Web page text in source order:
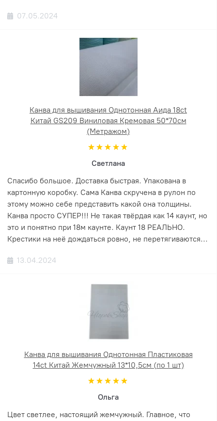
07.05.2024
Канва для вышивания Однотонная Аида 18ct
Китай GS209 Виниловая Кремовая 50*70см
(Метражом)
Светлана
Спасибо большое. Доставка быстрая. Упакована в
картонную коробку. Сама Канва скручена в рулон по
этому можно себе представить какой она толщины.
Канва просто СУПЕР!!! Не такая твёрдая как 14 каунт, но
это и понятно при 18м каунте. Каунт 18 РЕАЛЬНО.
Крестики на неё дождаться ровно, не перетягиваются...
13.04.2024
Канва для вышивания Однотонная Пластиковая
14ct Китай Жемчужный 13*10,5см (по 1 шт)
Ольга
Цвет светлее, настоящий жемчужный. Главное, что